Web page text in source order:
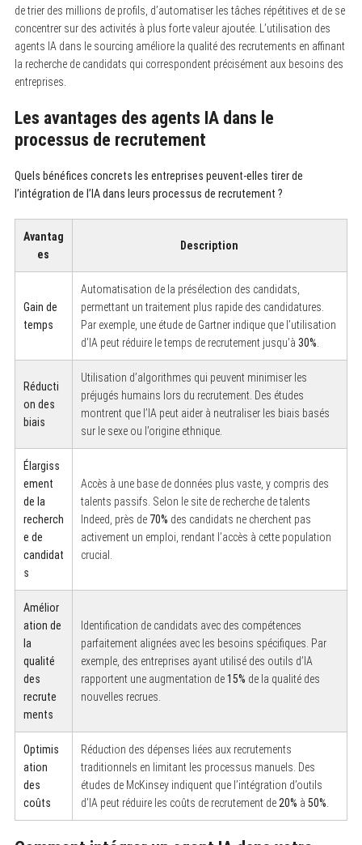
de trier des millions de profils, d’automatiser les tâches répétitives et de se
concentrer sur des activités à plus forte valeur ajoutée. L’utilisation des
agents IA dans le sourcing améliore la qualité des recrutements en affinant
la recherche de candidats qui correspondent précisément aux besoins des
entreprises.
Les avantages des agents IA dans le
processus de recrutement
Quels bénéfices concrets les entreprises peuvent-elles tirer de
l’intégration de l’IA dans leurs processus de recrutement ?
Avantag
es
Description
Gain de
temps
Automatisation de la présélection des candidats,
permettant un traitement plus rapide des candidatures.
Par exemple, une étude de Gartner indique que l’utilisation
d’IA peut réduire le temps de recrutement jusqu’à 30%
Réducti
on des
biais
Utilisation d’algorithmes qui peuvent minimiser les
préjugés humains lors du recrutement. Des études
montrent que l’IA peut aider à neutraliser les biais basés
sur le sexe ou l’origine ethnique.
Élargiss
ement
de la
recherch
e de
candidat
s
Accès à une base de données plus vaste, y compris des
talents passifs. Selon le site de recherche de talents
Indeed, près de 70% des candidats ne cherchent pas
activement un emploi, rendant l’accès à cette population
crucial.
Amélior
ation de
la
qualité
des
recrute
ments
Identification de candidats avec des compétences
parfaitement alignées avec les besoins spécifiques. Par
exemple, des entreprises ayant utilisé des outils d’IA
rapportent une augmentation de15% de la qualité des
nouvelles recrues.
Optimis
ation
des
coûts
Réduction des dépenses liées aux recrutements
traditionnels en limitant les processus manuels. Des
études de McKinsey indiquent que l’intégration d’outils
d’IA peut réduire les coûts de recrutement de 20% à 50%